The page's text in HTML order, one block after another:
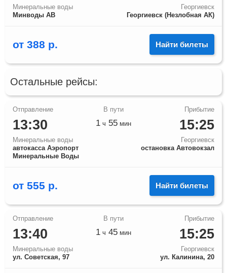
Минеральные воды
Минводы АВ
Георгиевск
Георгиевск (Незлобная АК)
от 388 р. Найти билеты
Остальные рейсы:
13:30
Минеральные воды
автокасса Аэропорт
Минеральные Воды
15:25
Георгиевск
остановка Автовокзал
1 ч 55 мин
от 555 р. Найти билеты
13:40
Минеральные воды
ул. Советская, 97
15:25
Георгиевск
ул. Калинина, 20
1 ч 45 мин